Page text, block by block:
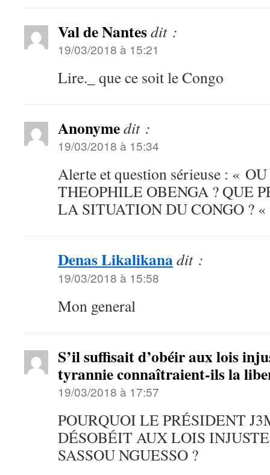
Val de Nantesdit :
19/03/2018 à 15:21
Lire._ que ce soit le Congo
Anonymedit :
19/03/2018 à 15:34
Alerte et question sérieuse : «
THEOPHILE OBENGA ? QUE
LA SITUATION DU CONGO ?
Denas Likalikanadit :
19/03/2018 à 15:58
Mon general
S’il suffisait d’obéir aux lois
tyrannie connaîtraient-ils la
19/03/2018 à 17:57
POURQUOI LE PRÉSIDENT
DÉSOBÉIT AUX LOIS
SASSOU NGUESSO ?